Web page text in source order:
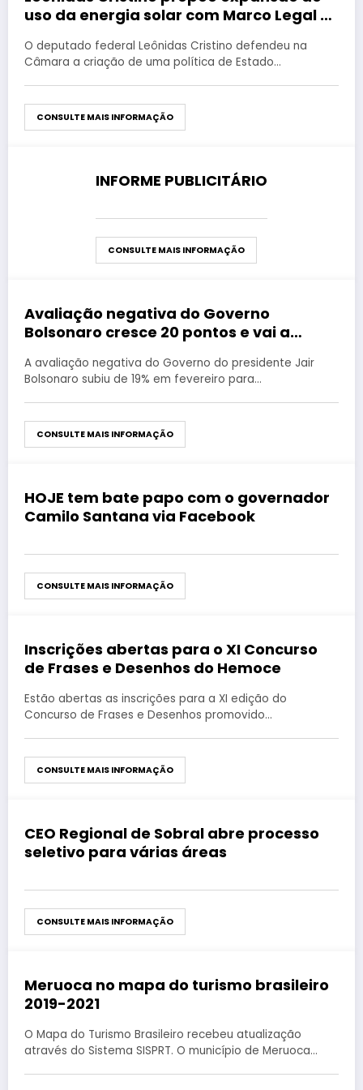
uso da energia solar com Marco Legal e
O deputado federal Leônidas Cristino defendeu na
Câmara a criação de uma política de Estado…
CONSULTE MAIS INFORMAÇÃO
agosto 27, 2019INFORME PUBLICITÁRIO
CONSULTE MAIS INFORMAÇÃO
agosto 27, 2019
Avaliação negativa do Governo
Bolsonaro cresce 20 pontos e vai a
A avaliação negativa do Governo do presidente Jair
Bolsonaro subiu de 19% em fevereiro para…
CONSULTE MAIS INFORMAÇÃO
agosto 27, 2019
HOJE tem bate papo com o governador
Camilo Santana via Facebook
CONSULTE MAIS INFORMAÇÃO
agosto 27, 2019
Inscrições abertas para o XI Concurso
de Frases e Desenhos do Hemoce
Estão abertas as inscrições para a XI edição do
Concurso de Frases e Desenhos promovido…
CONSULTE MAIS INFORMAÇÃO
agosto 27, 2019
CEO Regional de Sobral abre processo
seletivo para várias áreas
CONSULTE MAIS INFORMAÇÃO
agosto 27, 2019
Meruoca no mapa do turismo brasileiro
2019-2021
O Mapa do Turismo Brasileiro recebeu atualização
através do Sistema SISPRT. O município de Meruoca…